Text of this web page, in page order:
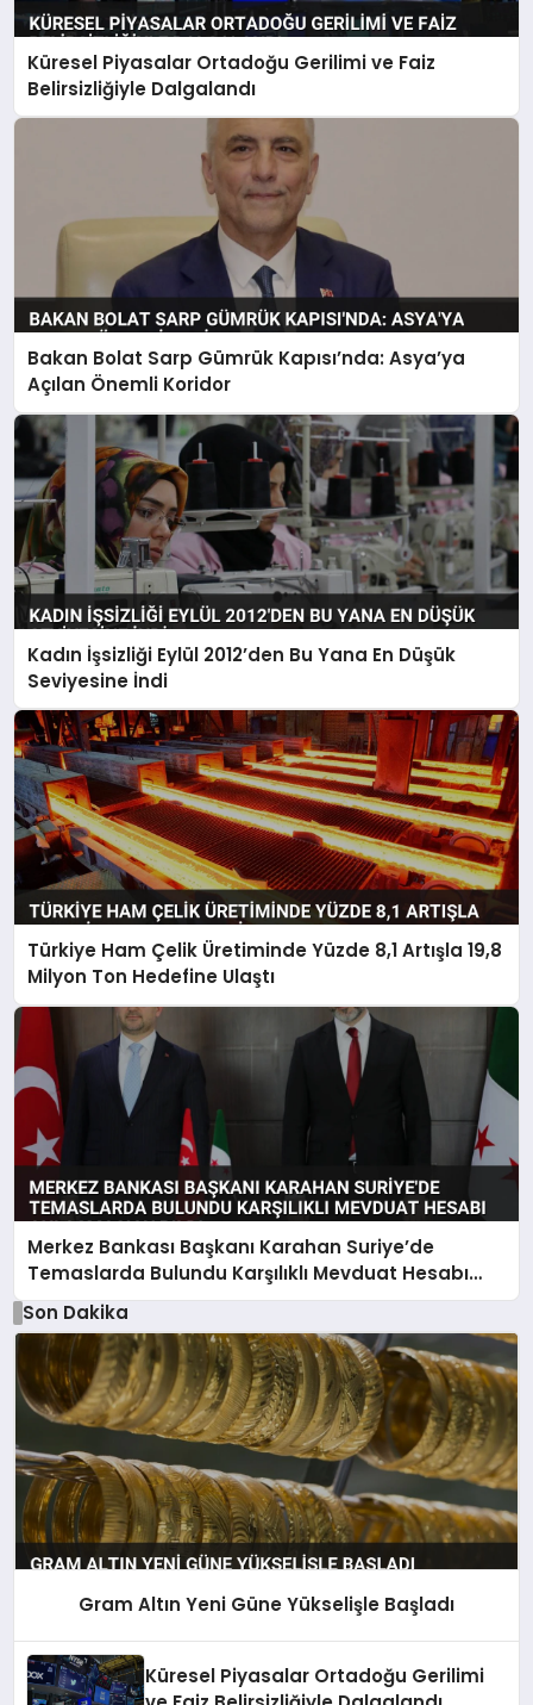
Küresel Piyasalar Ortadoğu Gerilimi ve Faiz
Belirsizliğiyle Dalgalandı
Bakan Bolat Sarp Gümrük Kapısı’nda: Asya’ya
Açılan Önemli Koridor
Kadın İşsizliği Eylül 2012’den Bu Yana En Düşük
Seviyesine İndi
Türkiye Ham Çelik Üretiminde Yüzde 8,1 Artışla 19,8
Milyon Ton Hedefine Ulaştı
Merkez Bankası Başkanı Karahan Suriye’de
Temaslarda Bulundu Karşılıklı Mevduat Hesabı
Anlaşması Yapıldı
Son Dakika
Gram Altın Yeni Güne Yükselişle Başladı
Küresel Piyasalar Ortadoğu Gerilimi